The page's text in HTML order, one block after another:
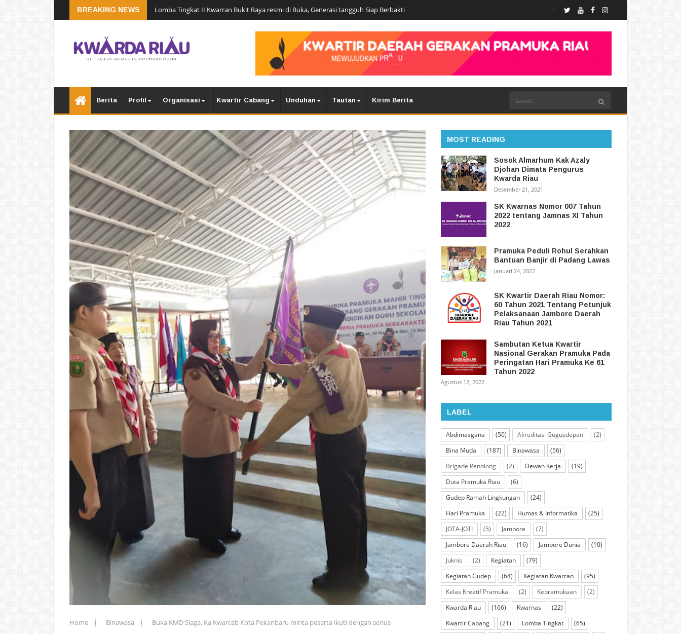
BREAKING NEWS Lomba Tingkat II Kwarran Bukit Raya resmi di Buka, Generasi tangguh Siap Berbakti
Berita Profil Organisasi Kwartir Cabang Unduhan Tautan Kirim Berita
Home Binawasa Buka KMD Siaga, Ka Kwarcab Kota Pekanbaru minta peserta ikuti dengan serius
MOST READING
Sosok Almarhum Kak Azaly
Djohan Dimata Pengurus
Kwarda Riau
Desember 21, 2021
SK Kwarnas Nomor 007 Tahun
2022 tentang Jamnas XI Tahun
2022
Pramuka Peduli Rohul Serahkan
Bantuan Banjir di Padang Lawas
Januari 24, 2022
SK Kwartir Daerah Riau Nomor:
60 Tahun 2021 Tentang Petunjuk
Pelaksanaan Jambore Daerah
Riau Tahun 2021
Sambutan Ketua Kwartir
Nasional Gerakan Pramuka Pada
Peringatan Hari Pramuka Ke 61
Tahun 2022
Agustus 12, 2022
LABEL
Abdimasgana (50) Akreditasi Gugusdepan
(2)
Bina Muda
(187) Binawasa
(56)
Brigade Penolong
(2) Dewan Kerja
(19)
Duta Pramuka Riau
(6)
Gudep Ramah Lingkungan
(24)
Hari Pramuka
(22) Humas & Informatika
(25)
JOTA-JOTI
(5) Jambore
(7)
Jambore Daerah Riau
(16) Jambore Dunia
(10)
Juknis
(2) Kegiatan
(79)
Kegiatan Gudep
(64) Kegiatan Kwarran
(95)
Kelas Kreatif Pramuka
(2) Kepramukaan
(2)
Kwarda Riau
(166) Kwarnas
(22)
Kwartir Cabang
(21) Lomba Tingkat
(65)